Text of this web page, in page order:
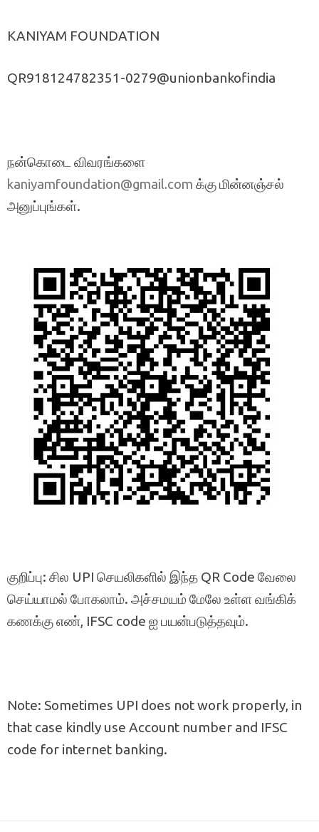
KANIYAM FOUNDATION
QR918124782351-0279@unionbankofindia
நன்கொடை விவரங்களை
kaniyamfoundation@gmail.com க்கு மின்னஞ்சல்
அனுப்புங்கள்.
குறிப்பு: சில UPI செயலிகளில் இந்த QR Code வேலை
செய்யாமல் போகலாம். அச்சமயம் மேலே உள்ள வங்கிக்
கணக்கு எண், IFSC code ஐ பயன்படுத்தவும்.
Note: Sometimes UPI does not work properly, in
that case kindly use Account number and IFSC
code for internet banking.